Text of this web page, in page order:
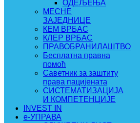
ОДЕЉЕЊА
МЕСНЕ
ЗАЈЕДНИЦЕ
КЕМ ВРБАС
КЛЕР ВРБАС
ПРАВОБРАНИЛАШТВО
Бесплатна правна
помоћ
Саветник за заштиту
права пацијената
СИСТЕМАТИЗАЦИЈА
И КОМПЕТЕНЦИЈЕ
INVEST IN
e-УПРАВА